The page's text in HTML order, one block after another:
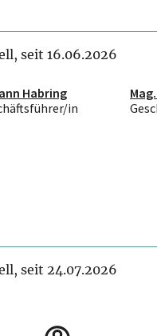
seit 16.06.2026
Habring
in
seit 24.07.2026